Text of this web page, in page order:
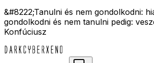
&#8222;Tanulni és nem gondolkodni:
gondolkodni és nem tanulni pedig:
Konfúciusz